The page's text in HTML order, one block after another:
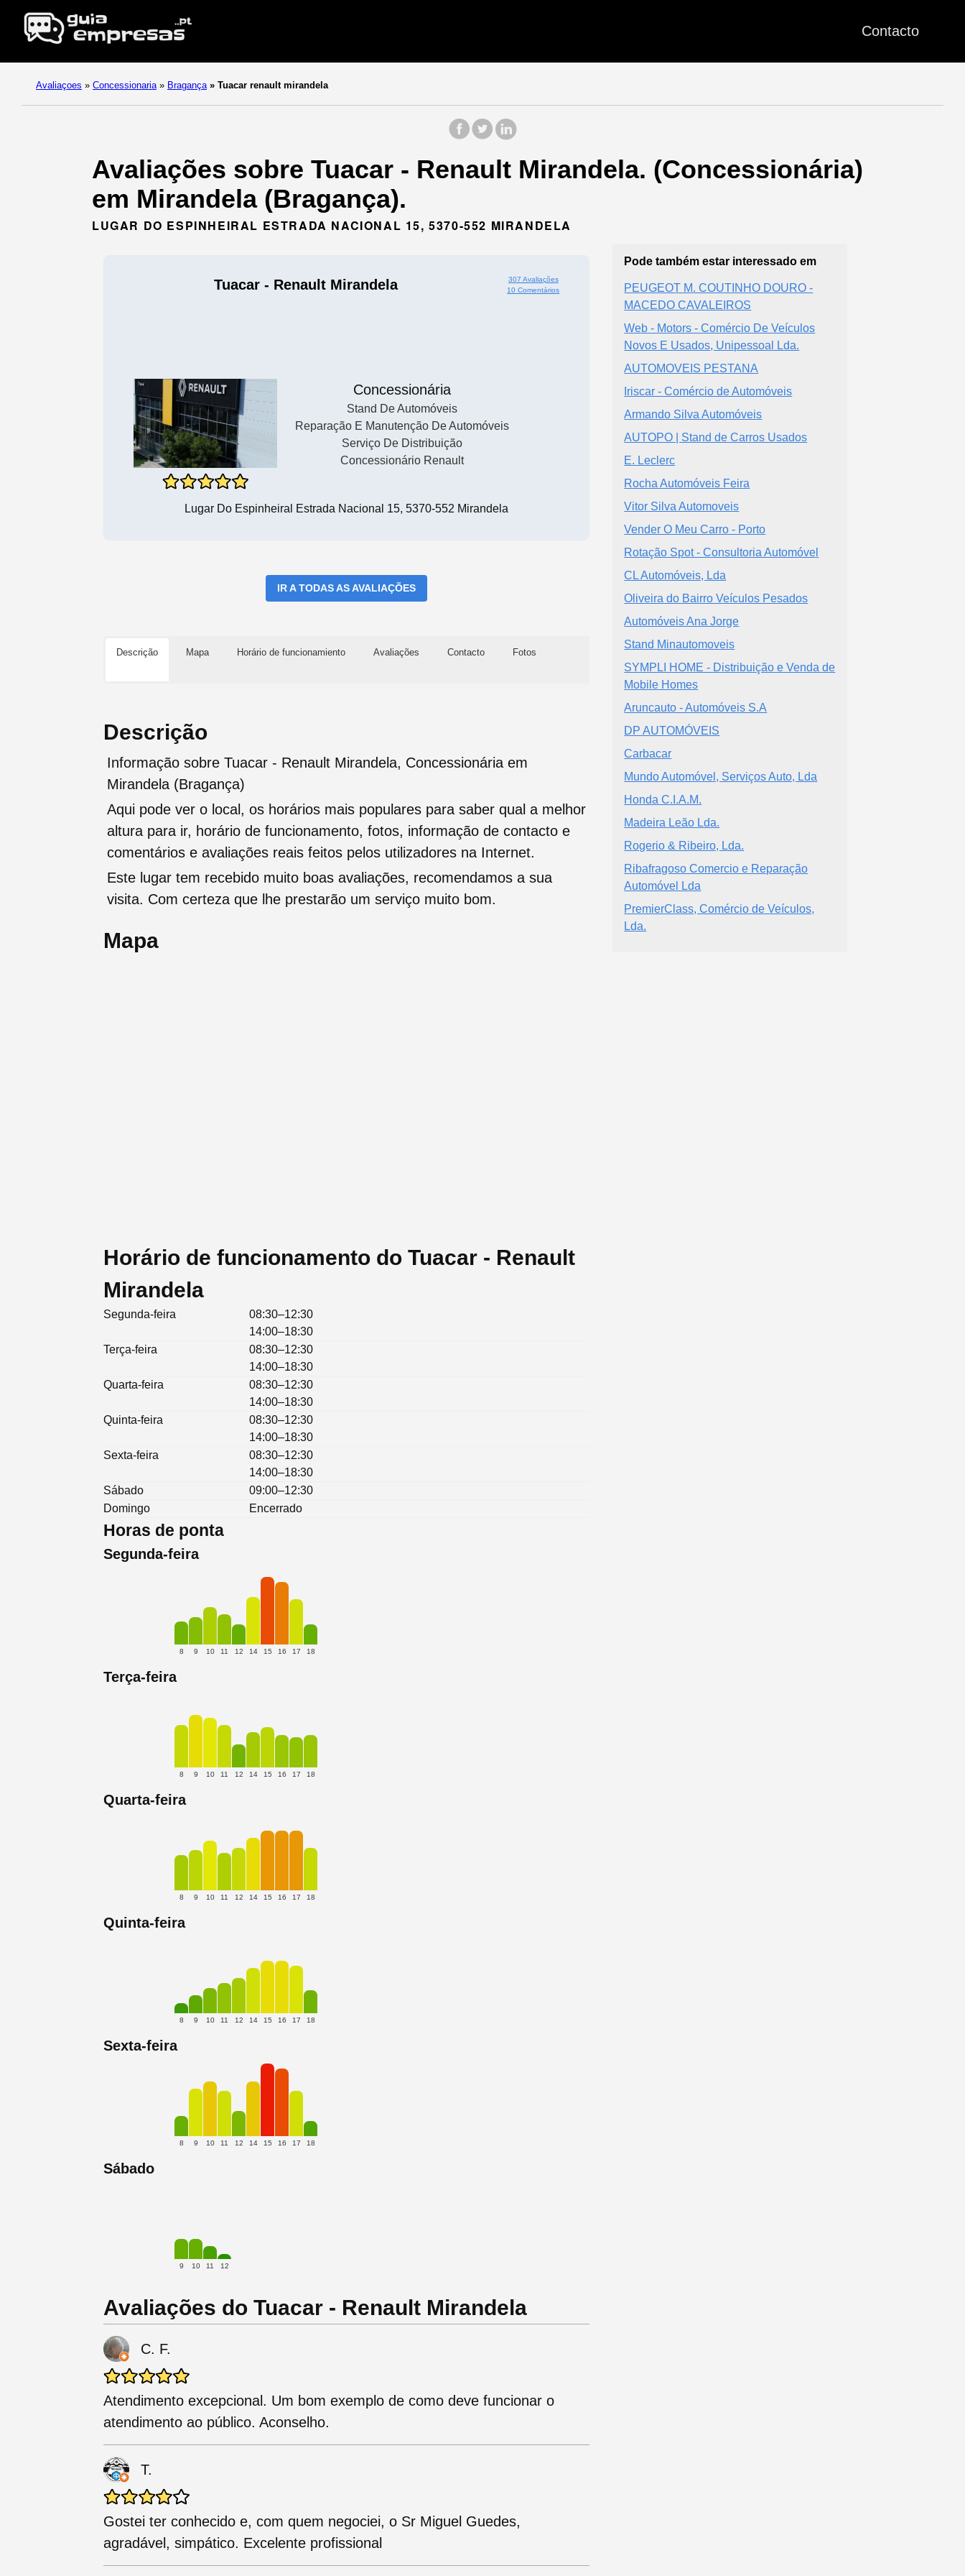
Contacto
Avaliaçoes » Concessionaria » Bragança » Tuacar renault mirandela
Avaliações sobre Tuacar - Renault Mirandela. (Concessionária)
em Mirandela (Bragança).
LUGAR DO ESPINHEIRAL ESTRADA NACIONAL 15, 5370-552 MIRANDELA
Tuacar - Renault Mirandela
307 Avaliações
10 Comentários
Concessionária
Stand De Automóveis
Reparação E Manutenção De Automóveis
Serviço De Distribuição
Concessionário Renault
Lugar Do Espinheiral Estrada Nacional 15, 5370-552 Mirandela
IR A TODAS AS AVALIAÇÕES
Descrição Mapa Horário de funcionamiento Avaliações Contacto Fotos
Descrição
Informação sobre Tuacar - Renault Mirandela, Concessionária em
Mirandela (Bragança)
Aqui pode ver o local, os horários mais populares para saber qual a melhor
altura para ir, horário de funcionamento, fotos, informação de contacto e
comentários e avaliações reais feitos pelos utilizadores na Internet.
Este lugar tem recebido muito boas avaliações, recomendamos a sua
visita. Com certeza que lhe prestarão um serviço muito bom.
Mapa
Horário de funcionamento do Tuacar - Renault
Mirandela
Segunda-feira
08:30–12:30
14:00–18:30
Terça-feira
08:30–12:30
14:00–18:30
Quarta-feira
08:30–12:30
14:00–18:30
Quinta-feira
08:30–12:30
14:00–18:30
Sexta-feira
08:30–12:30
14:00–18:30
Sábado
09:00–12:30
Domingo
Encerrado
Horas de ponta
Segunda-feira
8 9 10 11 12 14 15 16 17 18
Terça-feira
8 9 10 11 12 14 15 16 17 18
Quarta-feira
8 9 10 11 12 14 15 16 17 18
Quinta-feira
8 9 10 11 12 14 15 16 17 18
Sexta-feira
8 9 10 11 12 14 15 16 17 18
Sábado
9 10 11 12
Avaliações do Tuacar - Renault Mirandela
C. F.
Atendimento excepcional. Um bom exemplo de como deve funcionar o
atendimento ao público. Aconselho.
T.
Gostei ter conhecido e, com quem negociei, o Sr Miguel Guedes,
agradável, simpático. Excelente profissional
Pode também estar interessado em
PEUGEOT M. COUTINHO DOURO -
MACEDO CAVALEIROS
Web - Motors - Comércio De Veículos
Novos E Usados, Unipessoal Lda.
AUTOMOVEIS PESTANA
Iriscar - Comércio de Automóveis
Armando Silva Automóveis
AUTOPO | Stand de Carros Usados
E. Leclerc
Rocha Automóveis Feira
Vitor Silva Automoveis
Vender O Meu Carro - Porto
Rotação Spot - Consultoria Automóvel
CL Automóveis, Lda
Oliveira do Bairro Veículos Pesados
Automóveis Ana Jorge
Stand Minautomoveis
SYMPLI HOME - Distribuição e Venda de
Mobile Homes
Aruncauto - Automóveis S.A
DP AUTOMÓVEIS
Carbacar
Mundo Automóvel, Serviços Auto, Lda
Honda C.I.A.M.
Madeira Leão Lda.
Rogerio & Ribeiro, Lda.
Ribafragoso Comercio e Reparação
Automóvel Lda
PremierClass, Comércio de Veículos,
Lda.